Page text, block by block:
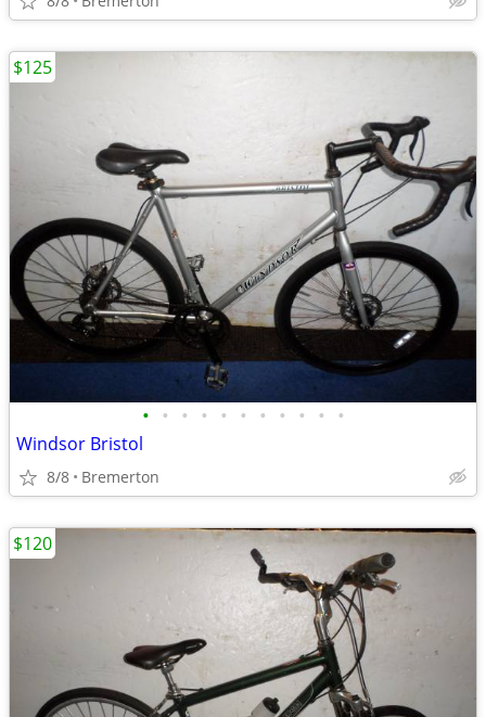
• • • • • • • • • • •
Windsor Bristol
8/8 Bremerton
$125
$120